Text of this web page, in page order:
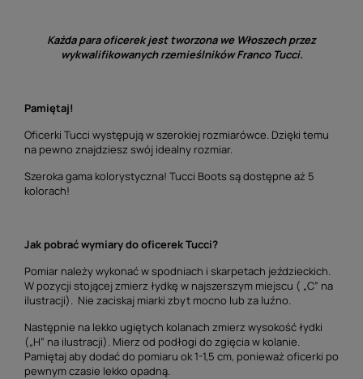
Każda para oficerek jest tworzona we Włoszech przez
wykwalifikowanych rzemieślników Franco Tucci.
Pamiętaj!
Oficerki Tucci występują w szerokiej rozmiarówce. Dzięki temu
na pewno znajdziesz swój idealny rozmiar.
Szeroka gama kolorystyczna! Tucci Boots są dostępne aż 5
kolorach!
Jak pobrać wymiary do oficerek Tucci?
Pomiar należy wykonać w spodniach i skarpetach jeździeckich.
W pozycji stojącej zmierz łydkę w najszerszym miejscu ( „C” na
ilustracji). Nie zaciskaj miarki zbyt mocno lub za luźno.
Następnie na lekko ugiętych kolanach zmierz wysokość łydki
(„H” na ilustracji). Mierz od podłogi do zgięcia w kolanie.
Pamiętaj aby dodać do pomiaru ok 1-1,5 cm, ponieważ oficerki po
pewnym czasie lekko opadną.